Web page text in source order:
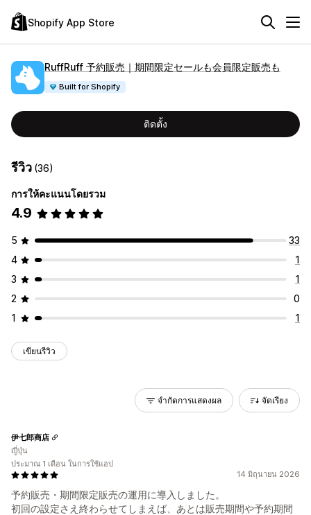
Shopify App Store
RuffRuff 予約販売｜期間限定セールも会員限定販売も
Built for Shopify
ติดตั้ง
รีวิว (36)
การให้คะแนนโดยรวม
4.9
5
33
4
1
3
1
2
0
1
1
เขียนรีวิว
จำกัดการแสดงผล จัดเรียง
14 มิถุนายน 2026
予約販売・期間限定販売の運用に導入しました。
初回の設定さえ終わらせてしまえば、あとは販売期間や予約期間
伊七郎商店
ญี่ปุ่น
ประมาณ 1 เดือน ในการใช้แอป